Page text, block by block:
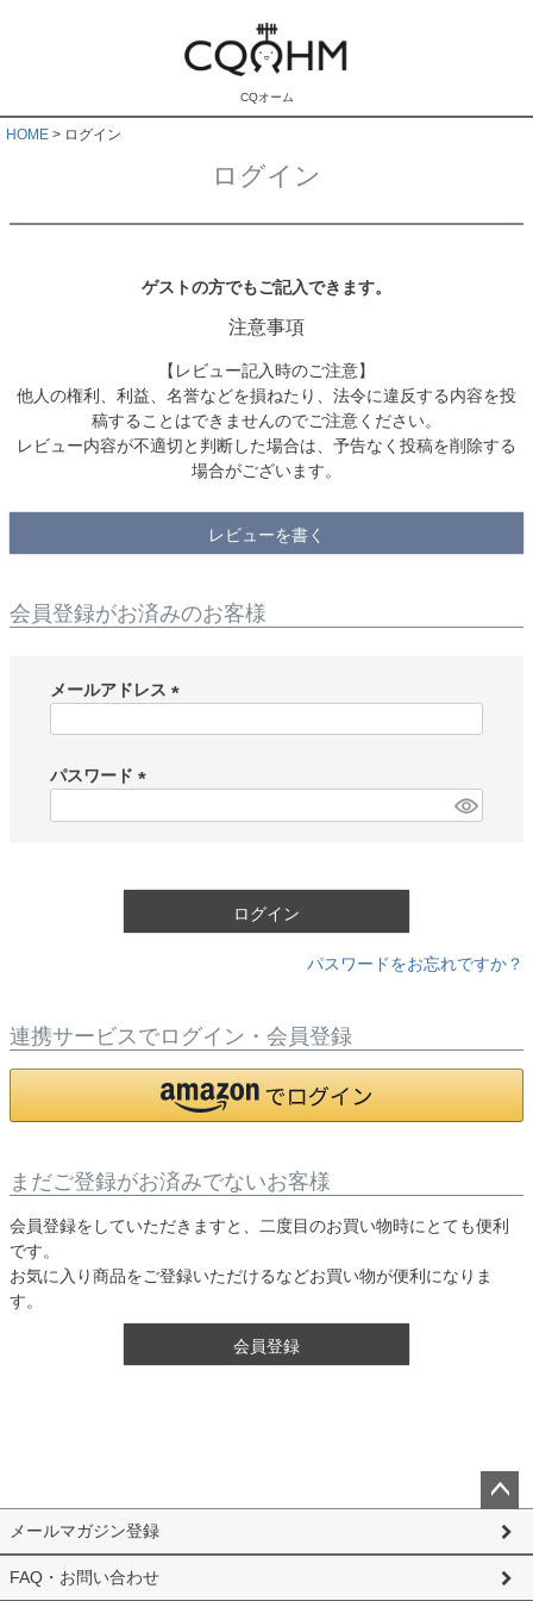
CQオーム
HOME ログイン
ログイン
ゲストの方でもご記入できます。
注意事項
【レビュー記入時のご注意】
他人の権利、利益、名誉などを損ねたり、法令に違反する内容を投
稿することはできませんのでご注意ください。
レビュー内容が不適切と判断した場合は、予告なく投稿を削除する
場合がございます。
レビューを書く
会員登録がお済みのお客様
メールアドレス
)
パスワード
ログイン
パスワードをお忘れですか？
連携サービスでログイン・会員登録
まだご登録がお済みでないお客様
会員登録をしていただきますと、二度目のお買い物時にとても便利
です。
お気に入り商品をご登録いただけるなどお買い物が便利になりま
す。
会員登録
ペー
ップ
メールマガジン登録
FAQ・お問い合わせ